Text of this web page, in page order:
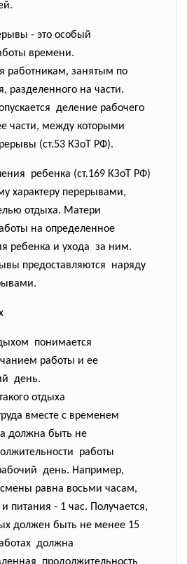
- это особый
времени.
работникам, занятым по
разделенного на части.
деление рабочего
части, между которыми
(ст.53 КЗоТ РФ).
ребенка (ст.169 КЗоТ РФ)
характеру перерывами,
отдыха. Матери
на определенное
ребенка и ухода за ним.
предоставляются наряду
понимается
работы и ее
день.
отдыха
вместе с временем
должна быть не
работы
день. Например,
равна восьми часам,
питания - 1 час. Получается,
должен быть не менее 15
должна